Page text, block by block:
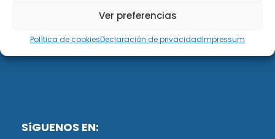
Ver preferencias
Política de cookiesDeclaración de privacidadImpressum
SíGUENOS EN: